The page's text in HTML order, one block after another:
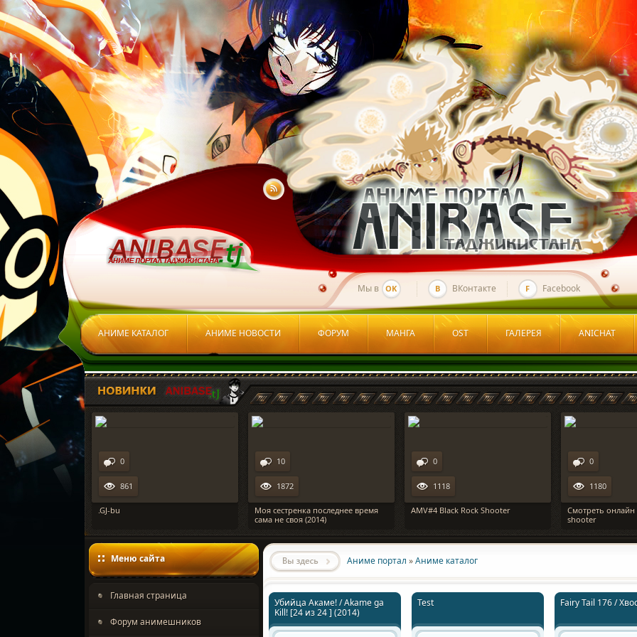
Мы в OK B ВКонтакте F Facebook
АНИМЕ КАТАЛОГ АНИМЕ НОВОСТИ ФОРУМ МАНГА OST ГАЛЕРЕЯ ANICHAT
0
861
.GJ-bu
10
1872
Моя сестренка последнее время
сама не своя (2014)
0
1118
AMV#4 Black Rock Shooter
0
1180
Смотреть
shooter
Меню сайта
Главная страница
Форум анимешников
Аниме портал »Аниме каталог
Убийца Акаме! / Akame ga
Kill! [24 из 24 ] (2014)
Test Fairy Tail 176 /